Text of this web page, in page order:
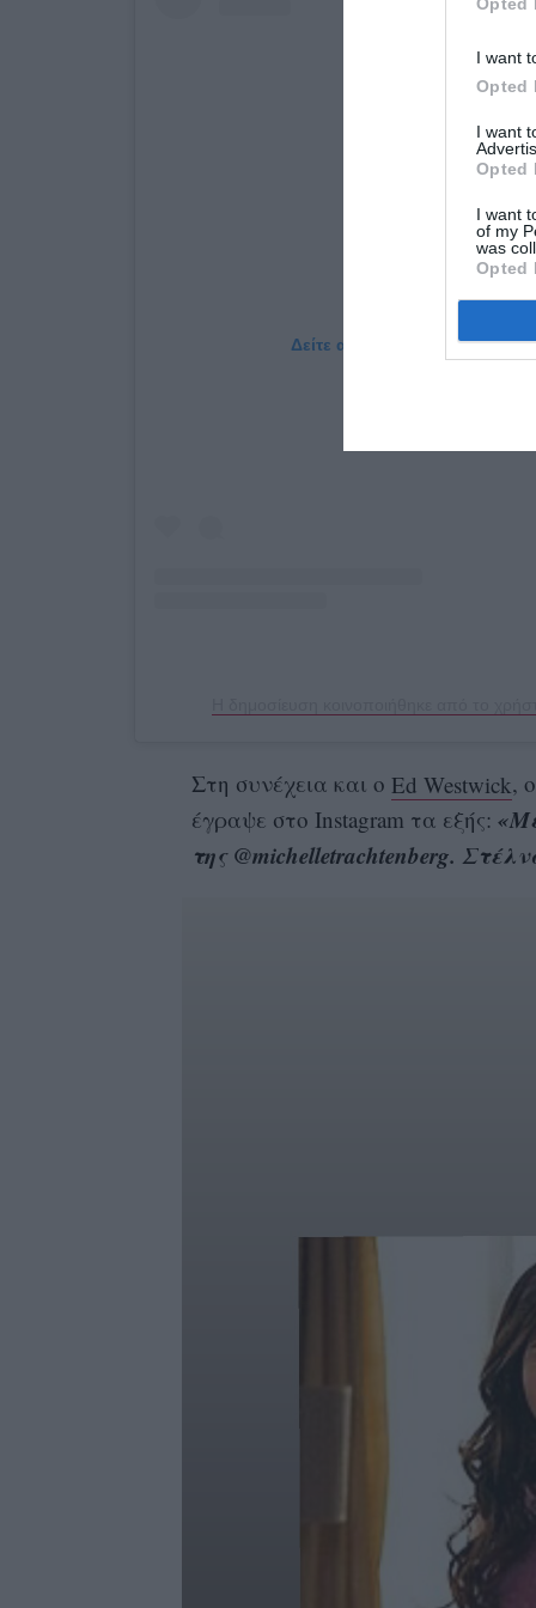
I want
Opted
I want
Opted
I want
of my
was
Opted
Δείτε αυτή τη δημοσίευση
Στη συνέχεια και ο Ed Westwick,
έγραψε στο Instagram τα εξής:
της @michelletrachtenberg.